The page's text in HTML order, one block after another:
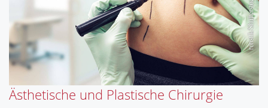
Ästhetische und Plastische Chirurgie